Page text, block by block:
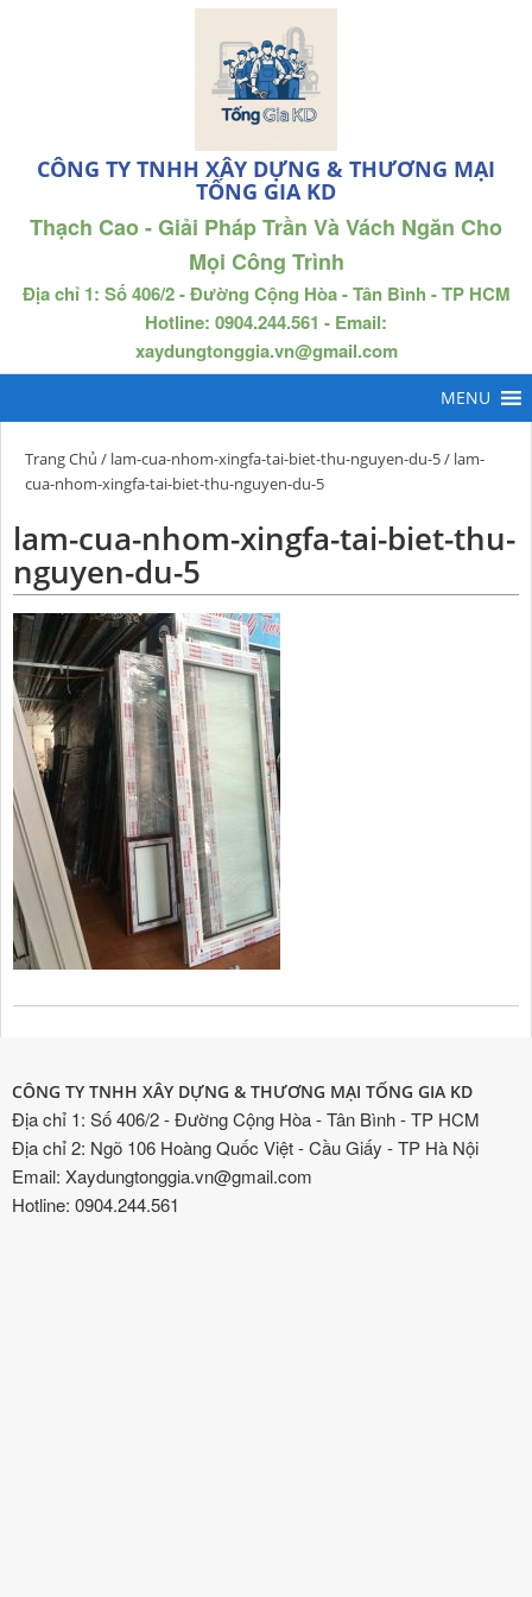
CÔNG TY TNHH XÂY DỰNG & THƯƠNG MẠI
TỐNG GIA KD
Thạch Cao - Giải Pháp Trần Và Vách Ngăn Cho
Mọi Công Trình
Địa chỉ 1: Số 406/2 - Đường Cộng Hòa - Tân Bình - TP HCM
Hotline: 0904.244.561 - Email:
xaydungtonggia.vn@gmail.com
Trang Chủ / lam-cua-nhom-xingfa-tai-biet-thu-nguyen-du-5/ lam-
cua-nhom-xingfa-tai-biet-thu-nguyen-du-5
lam-cua-nhom-xingfa-tai-biet-thu-
nguyen-du-5
CÔNG TY TNHH XÂY DỰNG & THƯƠNG MẠI TỐNG GIA KD
Địa chỉ 1: Số 406/2 - Đường Cộng Hòa - Tân Bình - TP HCM
Địa chỉ 2: Ngõ 106 Hoàng Quốc Việt - Cầu Giấy - TP Hà Nội
Email: Xaydungtonggia.vn@gmail.com
Hotline: 0904.244.561